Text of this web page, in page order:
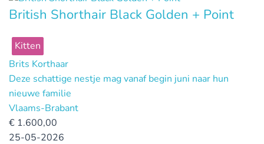
British Shorthair Black Golden + Point
Kitten
Brits Korthaar
Deze schattige nestje mag vanaf begin juni naar hun
nieuwe familie
Vlaams-Brabant
€ 1.600,00
25-05-2026